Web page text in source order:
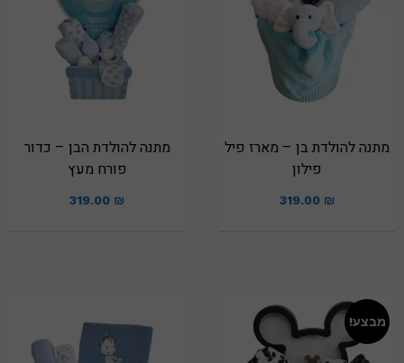
מתנה להולדת בן – מארז פיל
פילון
319.00 ₪
מתנה להולדת הבן – כדור
פורח מעץ
319.00 ₪
מבצע!